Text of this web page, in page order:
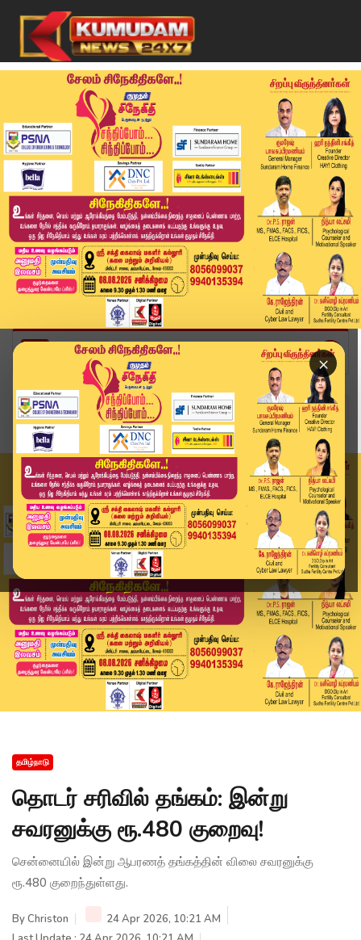
×
Home
தமிழ்நாடு
தொடர் சரிவில் தங்கம்: இன்று சவரனுக்கு ரூ.480 கு...
தமிழ்நாடு
தொடர் சரிவில் தங்கம்: இன்று
சவரனுக்கு ரூ.480 குறைவு!
சென்னையில் இன்று ஆபரணத் தங்கத்தின் விலை சவரனுக்கு
ரூ.480 குறைந்துள்ளது.
ByChriston
24 Apr 2026, 10:21 AM